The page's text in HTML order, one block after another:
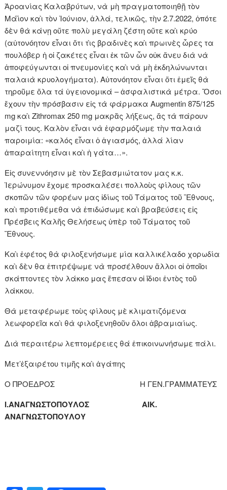
Ἀροανίας Καλαβρύτων, νὰ μὴ πραγματοποιηθῇ τὸν
Μάϊον καὶ τὸν Ἰούνιον, ἀλλά, τελικῶς, τὴν 2.7.2022, ὁπότε
δὲν θὰ κάνῃ οὔτε πολὺ μεγάλη ζέστη οὔτε καὶ κρύο
(αὐτονόητον εἶναι ὅτι τὶς βραδινὲς καὶ πρωινὲς ὧρες τα
πουλόβερ ἡ οἱ ζακέτες εἶναι ἐκ τῶν ὧν οὐκ ἄνευ διὰ νὰ
ἀποφεύγωνται οἱ πνευμονίες καὶ νὰ μὴ ἐκδηλώνωνται
παλαιὰ κρυολογήματα). Αὐτονόητον εἶναι ὅτι ἐμεῖς θὰ
τηροῦμε ὅλα τά ὑγειονομικά – ἀσφαλιστικὰ μέτρα. Ὅσοι
ἔχουν τὴν πρόσβασιν εἰς τὰ φάρμακα Augmentin 875/125
mg καὶ Zithromax 250 mg μακρᾶς λήξεως, ἄς τὰ πάρουν
μαζί τους. Καλὸν εἶναι νὰ ἐφαρμόζωμε τὴν παλαιὰ
παροιμία: «καλός εἶναι ὁ ἁγιασμός, ἀλλά λίαν
ἀπαραίτητη εἶναι καὶ ἡ γάτα…».
Εἰς συνεννόησιν μὲ τὸν Σεβασμιώτατον μας κ.κ.
Ἱερώνυμον ἔχομε προσκαλέσει πολλοὺς φίλους τῶν
σκοπῶν τῶν φορέων μας ἰδίως τοῦ Τάματος τοῦ Ἔθνους,
καὶ προτιθέμεθα νὰ ἐπιδώσωμε καὶ βραβεύσεις εἰς
Πρέσβεις Καλῆς Θελήσεως ὑπὲρ τοῦ Τάματος τοῦ
Ἔθνους.
Καὶ ἐφέτος θὰ φιλοξενήσωμε μία καλλικέλαδο χορωδία
καὶ δὲν θα ἐπιτρέψωμε νὰ προσέλθουν ἄλλοι οἱ ὁποῖοι
σκάπτοντες τὸν λάκκο μας ἔπεσαν οἱ ἴδιοι ἐντὸς τοῦ
λάκκου.
Θὰ μεταφέρωμε τοὺς φίλους μὲ κλιματιζόμενα
λεωφορεῖα καὶ θὰ φιλοξενηθοῦν ὅλοι ἀβραμιαίως.
Διὰ περαιτέρω λεπτομέρειες θά ἐπικοινωνήσωμε πάλι.
Μετ’ἐξαιρέτου τιμῆς καὶ ἀγάπης
Ο ΠΡΟΕΔΡΟΣ Η ΓΕΝ.ΓΡΑΜΜΑΤΕΥΣ
Ι.ΑΝΑΓΝΩΣΤΟΠΟΥΛΟΣ ΑΙΚ.
ΑΝΑΓΝΩΣΤΟΠΟΥΛΟΥ